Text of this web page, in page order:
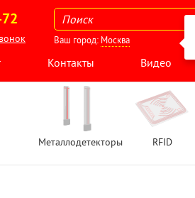
Ваш город: Москва
Контакты Видео
Металлодетекторы RFID